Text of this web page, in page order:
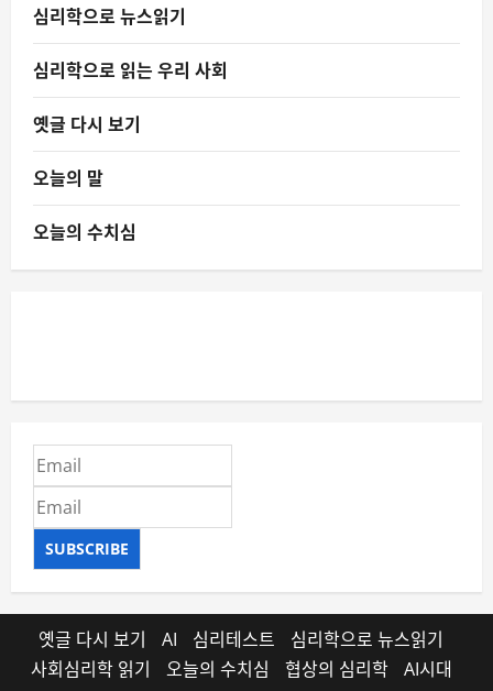
심리학으로 뉴스읽기
심리학으로 읽는 우리 사회
옛글 다시 보기
오늘의 말
오늘의 수치심
SUBSCRIBE
옛글 다시 보기 AI 심리테스트
심리학으로 뉴스읽기
사회심리학 읽기
오늘의 수치심 협상의 심리학 AI시대